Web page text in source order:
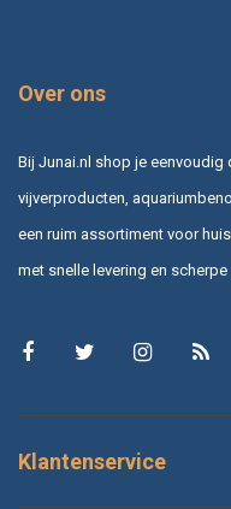
Over ons
Bij Junai.nl shop je
vijverproducten,
een ruim assortiment voor
met snelle levering en
Klantenservice